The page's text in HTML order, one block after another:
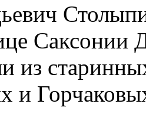
Саксонии
из
и